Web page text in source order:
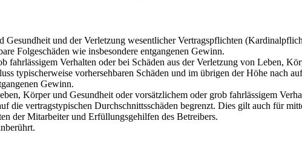
und der Verletzung wesentlicher Vertragspflichten
Folgeschäden wie insbesondere entgangenen Gewinn.
fahrlässigem Verhalten oder bei Schäden aus der Verletzung von Leben,
typischerweise vorhersehbaren Schäden und im übrigen der Höhe nach
Gewinn.
Körper und Gesundheit oder vorsätzlichem oder grob fahrlässigem
die vertragstypischen Durchschnittsschäden begrenzt. Dies gilt auch für
der Mitarbeiter und Erfüllungsgehilfen des Betreibers.